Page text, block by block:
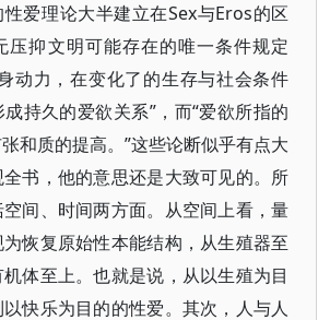
爱理论大半建立在Sex与Eros的区
压抑文明可能存在的唯一条件规定
动力，在变化了的生存与社会条件
持久的爱欲关系”，而“爱欲所指的
和质的提高。”这些论断似乎有点大
书，他的意思还是大致可见的。所
间、时间两方面。从空间上看，量
恢复原始性本能结构，从生殖器至
体至上。也就是说，从以生殖为目
快乐为目的的性爱。其次，人与人